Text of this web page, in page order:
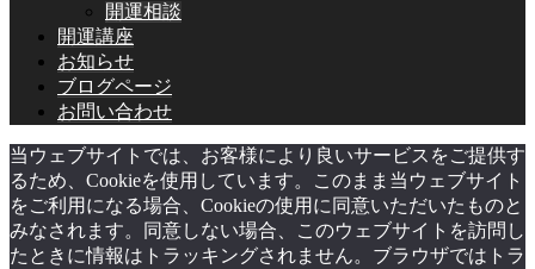
開運相談
開運講座
お知らせ
ブログページ
お問い合わせ
当ウェブサイトでは、お客様により良いサービスをご提供す
るため、Cookieを使用しています。このまま当ウェブサイト
をご利用になる場合、Cookieの使用に同意いただいたものと
みなされます。同意しない場合、このウェブサイトを訪問し
たときに情報はトラッキングされません。ブラウザではトラ